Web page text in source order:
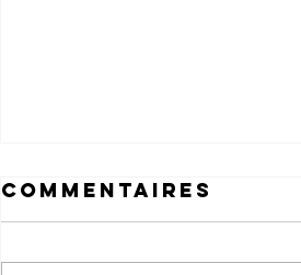
Commentaires